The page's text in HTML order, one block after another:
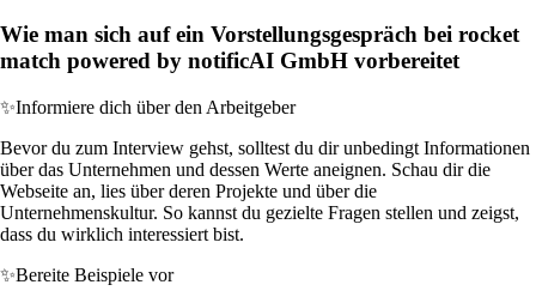
Wie man sich auf ein Vorstellungsgespräch bei rocket
match powered by notificAI GmbH vorbereitet
✨Informiere dich über den Arbeitgeber
Bevor du zum Interview gehst, solltest du dir unbedingt Informationen
über das Unternehmen und dessen Werte aneignen. Schau dir die
Webseite an, lies über deren Projekte und über die
Unternehmenskultur. So kannst du gezielte Fragen stellen und zeigst,
dass du wirklich interessiert bist.
✨Bereite Beispiele vor